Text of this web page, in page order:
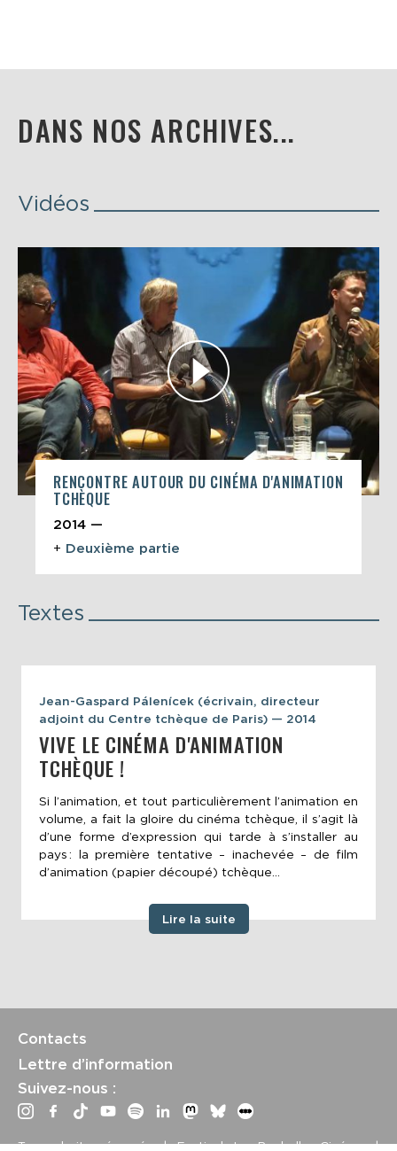
DANS NOS ARCHIVES...
Vidéos
RENCONTRE AUTOUR DU CINÉMA D'ANIMATION
TCHÈQUE
2014 —
+ Deuxième partie
Textes
Jean-Gaspard Pálenícek (écrivain, directeur
adjoint du Centre tchèque de Paris) — 2014
VIVE LE CINÉMA D'ANIMATION
TCHÈQUE !
Si l’animation, et tout particulièrement l’animation en
volume, a fait la gloire du cinéma tchèque, il s’agit là
d’une forme d’expression qui tarde à s’installer au
pays : la première tentative – inachevée – de film
d’animation (papier découpé) tchèque...
Lire la suite
Contacts
Lettre d’information
Suivez-nous :
Tous droits réservés | Festival La Rochelle Cinéma |